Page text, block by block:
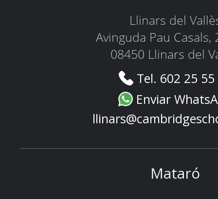
Llinars del
Avinguda Pau Casals,
08450 Llinars del
Tel. 602 25
Enviar
Mataró